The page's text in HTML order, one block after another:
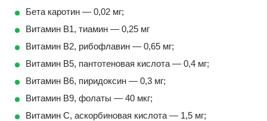
Бета каротин — 0,02 мг;
Витамин В1, тиамин — 0,25 мг
Витамин В2, рибофлавин — 0,65 мг;
Витамин В5, пантотеновая кислота — 0,4 мг;
Витамин В6, пиридоксин — 0,3 мг;
Витамин В9, фолаты — 40 мкг;
Витамин С, аскорбиновая кислота — 1,5 мг;